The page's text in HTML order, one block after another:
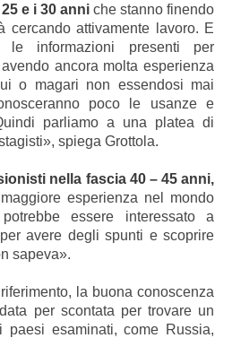
e i 30 anni che stanno finendo
cercando attivamente lavoro. E
le informazioni presenti per
ancora molta esperienza
o magari non essendosi mai
poco le usanze e
parliamo a una platea di
spiega Grottola.
nella fascia 40 – 45 anni,
esperienza nel mondo
essere interessato a
avere degli spunti e scoprire
sapeva».
la buona conoscenza
per scontata per trovare un
esaminati, come Russia,